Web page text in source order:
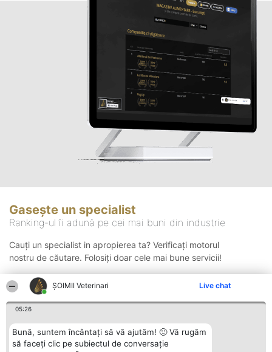
ȘOIMII Veterinari Live chat
05:26
Bună, suntem încântați să vă ajutăm! 🙂 Vă rugăm
să faceți clic pe subiectul de conversație
Gasește un specialist
Ranking-ul îi adună pe cei mai buni din industrie
Cauți un specialist in apropierea ta? Verificați motorul
nostru de căutare. Folosiți doar cele mai bune servicii!